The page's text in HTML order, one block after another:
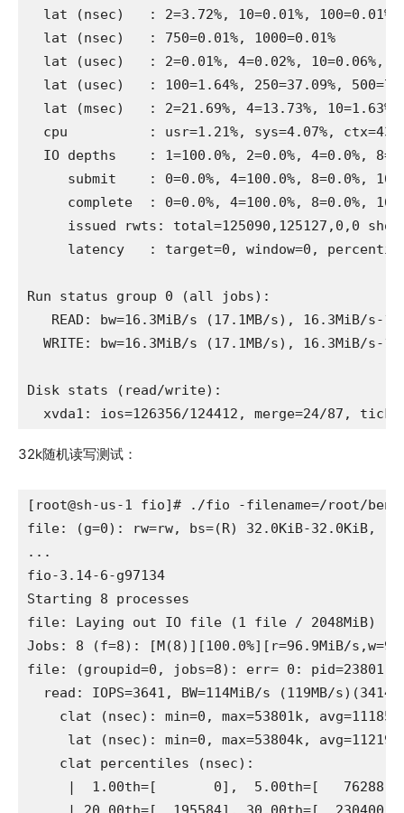
lat (nsec)   : 2=3.72%, 10=0.01%,
  lat (nsec)   : 750=0.01%, 1000=0.01%
lat (usec)   : 2=0.01%, 4=0.02%, 10=0.06%,
lat (usec)   : 100=1.64%, 250=37.09%,
lat (msec)   : 2=21.69%, 4=13.73%,
cpu          : usr=1.21%, sys=4.07%,
IO depths    : 1=100.0%, 2=0.0%, 4=0.0%,
submit    : 0=0.0%, 4=100.0%, 8=0.0%,
complete  : 0=0.0%, 4=100.0%, 8=0.0%,
issued rwts: total=125090,125127,0,0
latency   : target=0, window=0,
Run status group 0 (all jobs):
READ: bw=16.3MiB/s (17.1MB/s), 16.3MiB/s-
WRITE: bw=16.3MiB/s (17.1MB/s), 16.3MiB/s-
Disk stats (read/write):
xvda1: ios=126356/124412, merge=24/87,
32k随机读写测试：
[root@sh-us-1 fio]# ./fio -filename=/root/
file: (g=0): rw=rw, bs=(R) 32.0KiB-32.0KiB,
...
fio-3.14-6-g97134
Starting 8 processes
file: Laying out IO file (1 file / 2048MiB)
Jobs: 8 (f=8): [M(8)][100.0%][r=96.9MiB/
file: (groupid=0, jobs=8): err= 0: pid=23801:
read: IOPS=3641, BW=114MiB/s (119MB/
clat (nsec): min=0, max=53801k,
lat (nsec): min=0, max=53804k,
    clat percentiles (nsec):
|  1.00th=[       0],  5.00th=[